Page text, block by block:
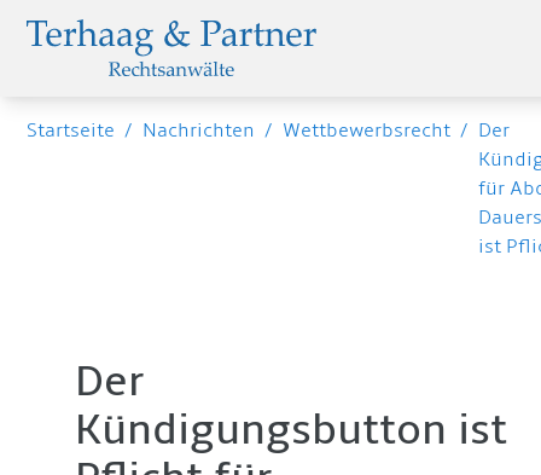
Startseite / Nachrichten / Wettbewerbsrecht / Der
für
ist
Der
Kündigungsbutton ist